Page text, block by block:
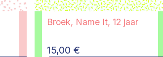
Broek, Name It, 12 jaar
15,00 €